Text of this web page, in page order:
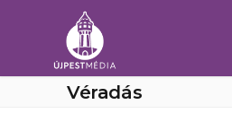
Véradás